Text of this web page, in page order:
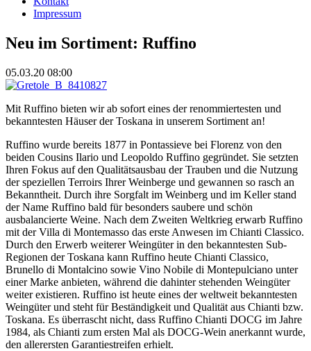
Impressum
Neu im Sortiment: Ruffino
05.03.20 08:00
Mit Ruffino bieten wir ab sofort eines der renommiertesten und
bekanntesten Häuser der Toskana in unserem Sortiment an!
Ruffino wurde bereits 1877 in Pontassieve bei Florenz von den
beiden Cousins Ilario und Leopoldo Ruffino gegründet. Sie setzten
Ihren Fokus auf den Qualitätsausbau der Trauben und die Nutzung
der speziellen Terroirs Ihrer Weinberge und gewannen so rasch an
Bekanntheit. Durch ihre Sorgfalt im Weinberg und im Keller stand
der Name Ruffino bald für besonders saubere und schön
ausbalancierte Weine. Nach dem Zweiten Weltkrieg erwarb Ruffino
mit der Villa di Montemasso das erste Anwesen im Chianti Classico.
Durch den Erwerb weiterer Weingüter in den bekanntesten Sub-
Regionen der Toskana kann Ruffino heute Chianti Classico,
Brunello di Montalcino sowie Vino Nobile di Montepulciano unter
einer Marke anbieten, während die dahinter stehenden Weingüter
weiter existieren. Ruffino ist heute eines der weltweit bekanntesten
Weingüter und steht für Beständigkeit und Qualität aus Chianti bzw.
Toskana. Es überrascht nicht, dass Ruffino Chianti DOCG im Jahre
1984, als Chianti zum ersten Mal als DOCG-Wein anerkannt wurde,
den allerersten Garantiestreifen erhielt.